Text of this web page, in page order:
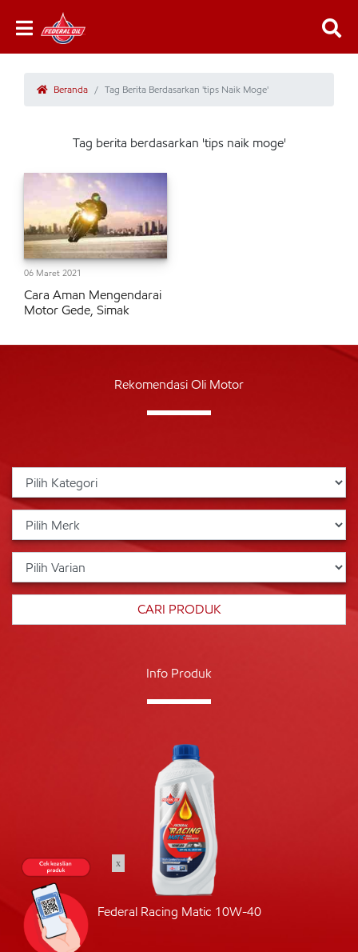
Beranda Tag Berita Berdasarkan 'tips Naik Moge'
Tag berita berdasarkan 'tips naik moge'
06 Maret 2021
Cara Aman Mengendarai
Motor Gede, Simak
Rekomendasi Oli Motor
Info Produk
Federal Racing Matic 10W-40
x